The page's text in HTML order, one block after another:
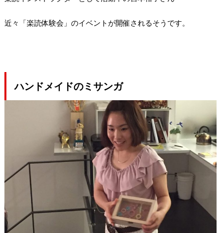
近々「楽読体験会」のイベントが開催されるそうです。
ハンドメイドのミサンガ